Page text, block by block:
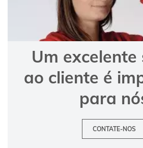
Um excelente
ao cliente é
para
CONTATE-NOS